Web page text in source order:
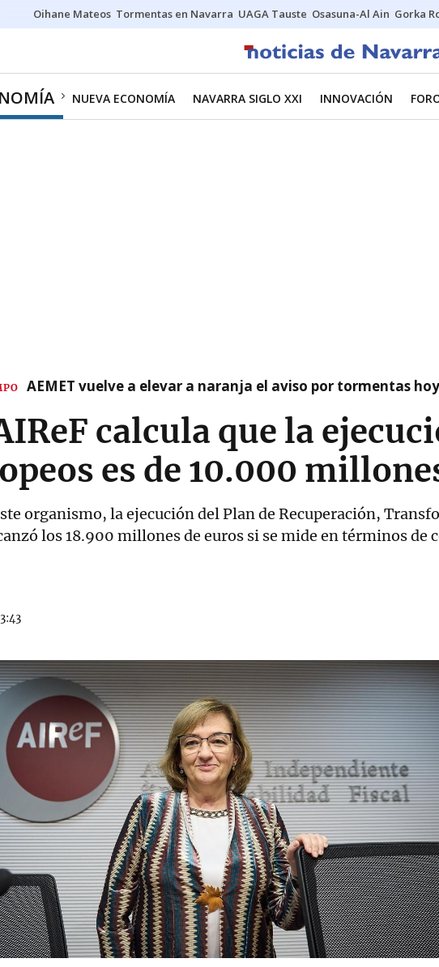
Oihane Mateos Tormentas en Navarra UAGA Tauste Osasuna-Al Ain Gorka
NUEVA ECONOMÍA NAVARRA SIGLO XXI INNOVACIÓN
AEMET vuelve a elevar a naranja el aviso por tormentas
calcula que la
es de 10.000
organismo, la ejecución del Plan de Recuperación,
los 18.900 millones de euros si se mide en términos de